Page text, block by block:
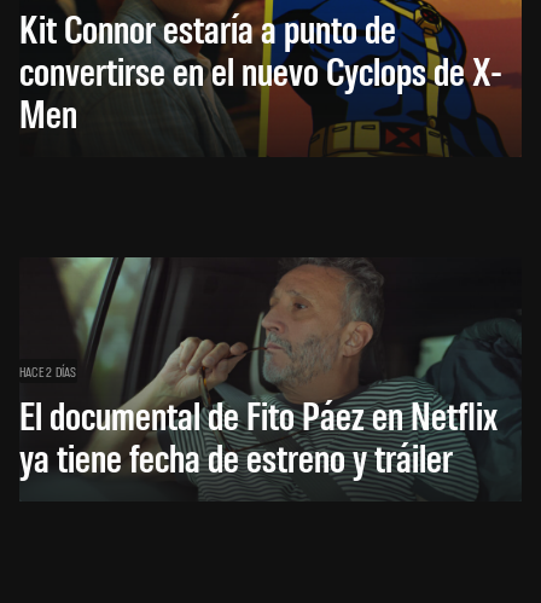
Kit Connor estaría a punto de
convertirse en el nuevo Cyclops de X-
Men
HACE 2 DÍAS
El documental de Fito Páez en Netflix
ya tiene fecha de estreno y tráiler